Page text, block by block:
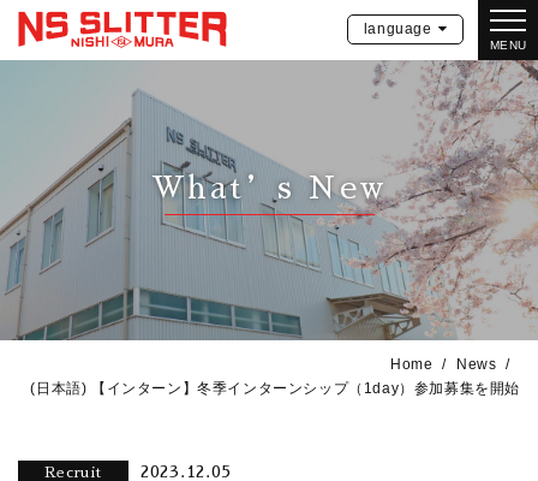
MENU
language
What’s New
Home
News
(日本語) 【インターン】冬季インターンシップ（1day）参加募集を開始
Recruit 2023.12.05